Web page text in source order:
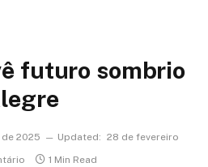
futuro sombrio
2025 Updated: 28 de fevereiro
1 Min Read